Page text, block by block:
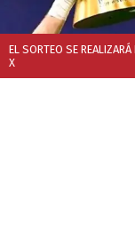
EL SORTEO SE
X